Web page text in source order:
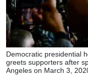
Democratic presidential
greets supporters after
Angeles on March 3,